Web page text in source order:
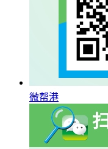
微帮港